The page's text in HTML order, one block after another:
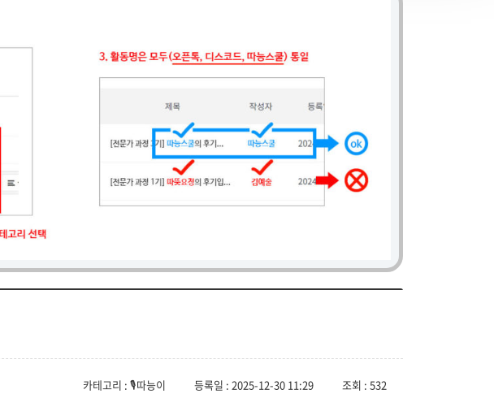
조회 : 532
등록일 : 2025-12-30 11:29
카테고리 : 🎙️따능이